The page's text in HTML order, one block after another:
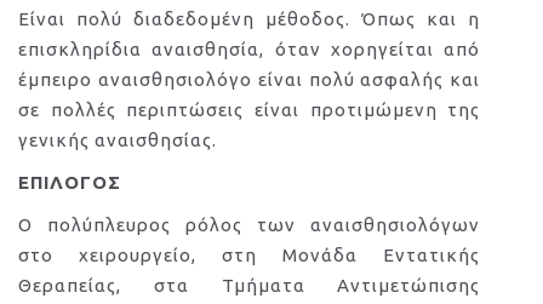
Είναι πολύ διαδεδομένη μέθοδος. Όπως και η
επισκληρίδια αναισθησία, όταν χορηγείται από
έμπειρο αναισθησιολόγο είναι πολύ ασφαλής και
σε πολλές περιπτώσεις είναι προτιμώμενη της
γενικής αναισθησίας.
ΕΠΙΛΟΓΟΣ
Ο πολύπλευρος ρόλος των αναισθησιολόγων
στο χειρουργείο, στη Μονάδα Εντατικής
Θεραπείας, στα Τμήματα Αντιμετώπισης